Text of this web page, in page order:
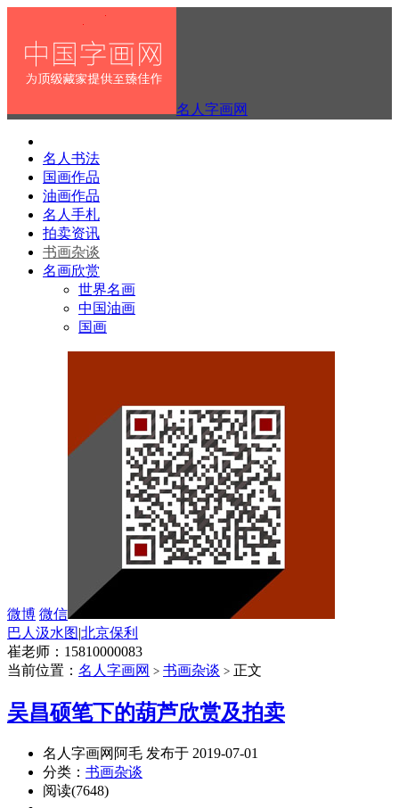
名人字画网
名人书法
国画作品
油画作品
名人手札
拍卖资讯
书画杂谈
名画欣赏
世界名画
中国油画
国画
微博 微信
巴人汲水图|北京保利
崔老师：15810000083
当前位置： 名人字画网 > 书画杂谈 > 正文
吴昌硕笔下的葫芦欣赏及拍卖
名人字画网阿毛 发布于 2019-07-01
分类： 书画杂谈
阅读(7648)